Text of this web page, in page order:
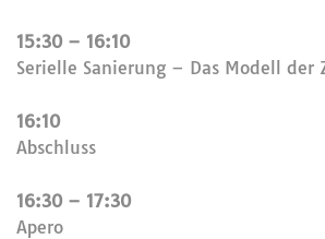
15:30 – 16:10
Serielle Sanierung – Das Modell der
16:10
Abschluss
16:30 – 17:30
Apero